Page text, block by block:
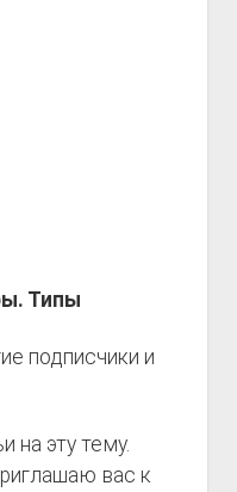
Типы
подписчики и
на эту тему.
вас к